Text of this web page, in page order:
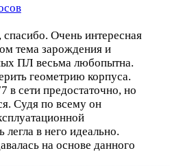
Очень интересная
тема зарождения и
ПЛ весьма любопытна.
геометрию корпуса.
в сети предостаточно, но
Судя по всему он
в него идеально.
на основе данного